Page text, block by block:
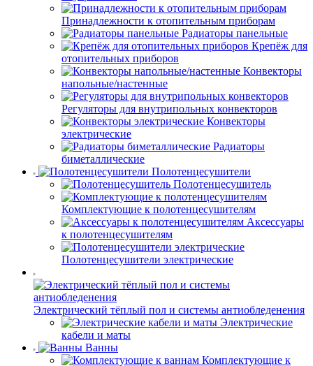
Принадлежности к отопительным приборам
Радиаторы панельные
Крепёж для
отопительных приборов
Конвекторы
напольные/настенные
Регуляторы для внутрипольных конвекторов
Конвекторы
электрические
Радиаторы
биметаллические
Полотенцесушители
Полотенцесушитель
Комплектующие к полотенцесушителям
Аксессуары
к полотенцесушителям
Полотенцесушители электрические
Электрический тёплый пол и системы антиобледенения
Электрические
кабели и маты
Ванны
Комплектующие к